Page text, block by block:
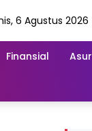
6 Agustus 2026
Finansial